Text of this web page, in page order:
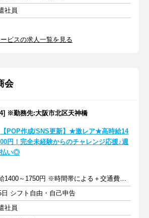
社員
ビスの求人一覧を見る
会
※勤務先:大阪市北区天神橋
【POP作成/SNS更新】★激レア★高時給14
00円！完全未経験からのチャレンジ応援♪週
払い◎
時給1400～1750円 ※時間帯による＋交通費規定支給
日 シフト自由・自己申告
社員